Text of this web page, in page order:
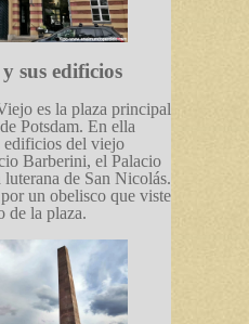
sus edificios
es la plaza principal
Potsdam. En ella
edificios del viejo
Barberini, el Palacio
de San Nicolás.
un obelisco que viste
de la plaza.